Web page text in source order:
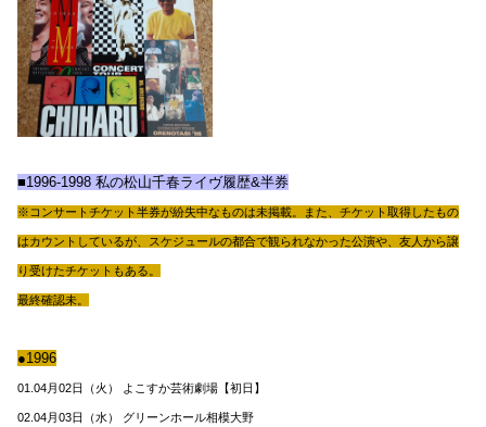
■1996-1998 私の松山千春ライヴ履歴&半券
※コンサートチケット半券が紛失中なものは未掲載。また、チケット取得したもの
はカウントしているが、スケジュールの都合で観られなかった公演や、友人から譲
り受けたチケットもある。
最終確認未。
●1996
01.04月02日（火） よこすか芸術劇場【初日】
02.04月03日（水） グリーンホール相模大野